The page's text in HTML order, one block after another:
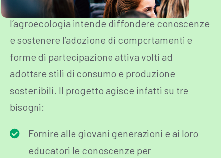
In particolare, il progetto, attraverso
l’agroecologia intende diffondere conoscenze
e sostenere l’adozione di comportamenti e
forme di partecipazione attiva volti ad
adottare stili di consumo e produzione
sostenibili. Il progetto agisce infatti su tre
bisogni:
Fornire alle giovani generazioni e ai loro
educatori le conoscenze per